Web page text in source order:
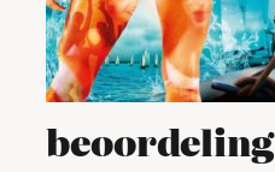
beoordeling